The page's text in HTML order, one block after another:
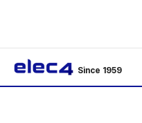
Since 1959